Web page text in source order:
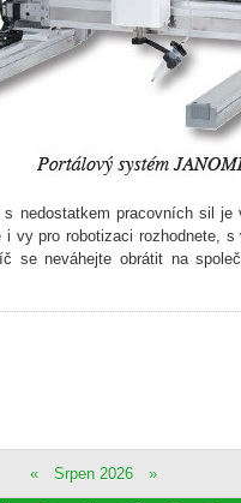
nedostatkem pracovních sil je
vy pro robotizaci rozhodnete, s
se neváhejte obrátit na
« Srpen 2026 »